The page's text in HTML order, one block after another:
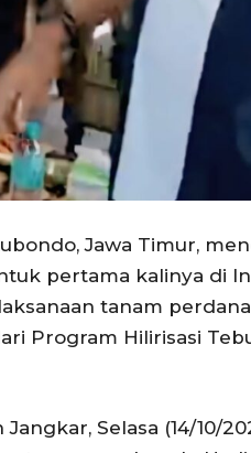
Jawa Timur,
pertama kalinya di
tanam perdana
Program Hilirisasi
Selasa (14/10/